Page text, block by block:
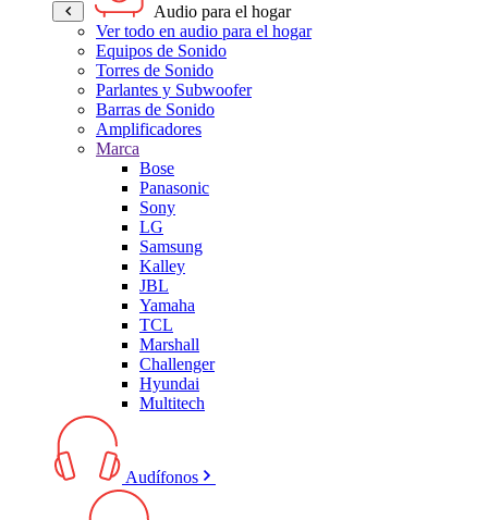
Audio para el hogar
Ver todo en audio para el hogar
Equipos de Sonido
Torres de Sonido
Parlantes y Subwoofer
Barras de Sonido
Amplificadores
Marca
Bose
Panasonic
Sony
LG
Samsung
Kalley
JBL
Yamaha
TCL
Marshall
Challenger
Hyundai
Multitech
Audífonos